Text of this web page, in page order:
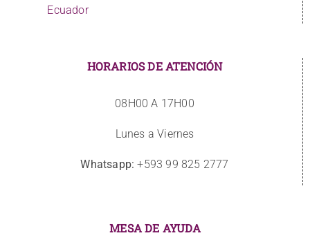
Ecuador
HORARIOS DE ATENCIÓN
08H00 A 17H00
Lunes a Viernes
Whatsapp: +593 99 825 2777
MESA DE AYUDA